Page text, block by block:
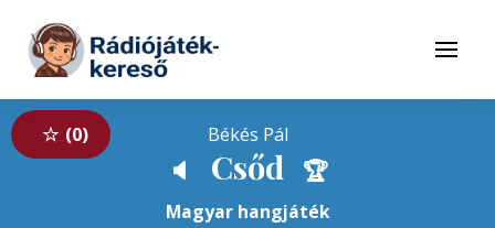
Tovább a tartalomhoz
Menü
0 Békés Pál
🔈 Csőd 🏆
Magyar hangjáték